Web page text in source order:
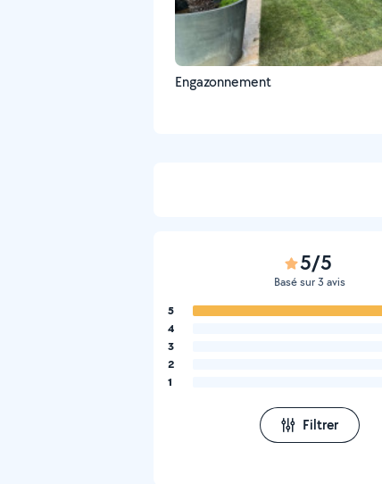
Engazonnement
5/5
Basé sur 3 avis
5
4
3
2
1
Filtrer